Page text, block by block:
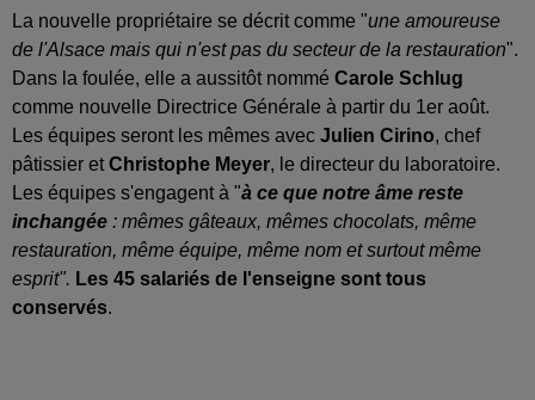
La nouvelle propriétaire se décrit comme "une amoureuse
de l'Alsace mais qui n'est pas du secteur de la restauration".
Dans la foulée, elle a aussitôt nommé Carole Schlug
comme nouvelle Directrice Générale à partir du 1er août.
Les équipes seront les mêmes avec Julien Cirino, chef
pâtissier etChristophe Meyer, le directeur du laboratoire.
Les équipes s'engagent à "à ce que notre âme reste
inchangée : mêmes gâteaux, mêmes chocolats, même
restauration, même équipe, même nom et surtout même
esprit". Les 45 salariés de l'enseigne sont tous
conservés.